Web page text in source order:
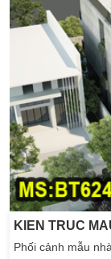
Phối cảnh mẫu